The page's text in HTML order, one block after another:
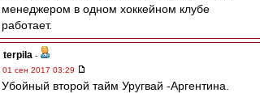
менеджером в одном хоккейном клубе
работает.
terpila -
01 сен 2017 03:29
Убойный второй тайм Уругвай -Аргентина.